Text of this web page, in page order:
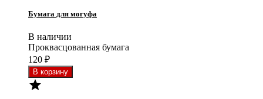
Бумага для могуфа
В наличии
Проквасцованная бумага
120 ₽
